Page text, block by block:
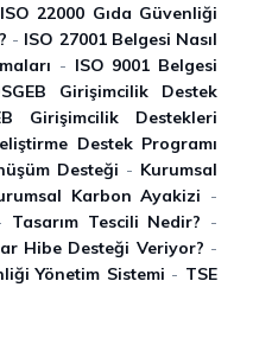
ISO 22000 Gıda Güvenliği
- ISO 27001 Belgesi Nasıl
- ISO 9001 Belgesi
Girişimcilik Destek
Girişimcilik Destekleri
Destek Programı
Desteği - Kurumsal
Karbon Ayakizi -
Tasarım Tescili Nedir? -
Hibe Desteği Veriyor? -
Yönetim Sistemi - TSE